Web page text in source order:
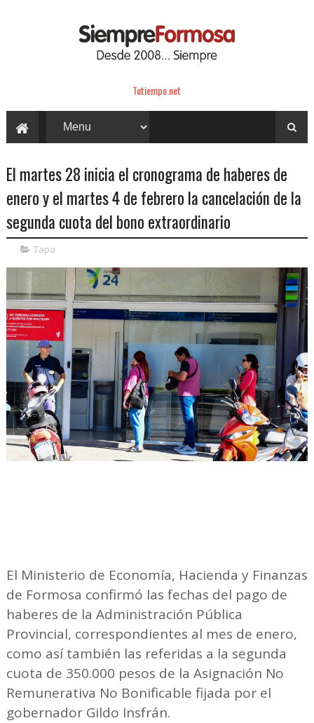
Tutiempo.net
El martes 28 inicia el cronograma de haberes de
enero y el martes 4 de febrero la cancelación de la
segunda cuota del bono extraordinario
Tapa
El Ministerio de Economía, Hacienda y Finanzas
de Formosa confirmó las fechas del pago de
haberes de la Administración Pública
Provincial, correspondientes al mes de enero,
como así también las referidas a la segunda
cuota de 350.000 pesos de la Asignación No
Remunerativa No Bonificable fijada por el
gobernador Gildo Insfrán.